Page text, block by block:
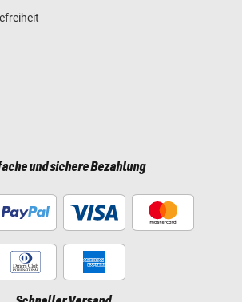
und sichere Bezahlung